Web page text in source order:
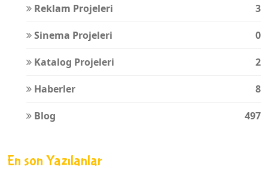
Reklam Projeleri 3
Sinema Projeleri 0
Katalog Projeleri 2
Haberler 8
Blog 497
En son Yazılanlar